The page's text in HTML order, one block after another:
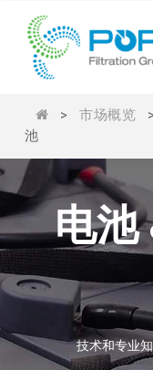
> 市场概览
池
电池
技术和专业